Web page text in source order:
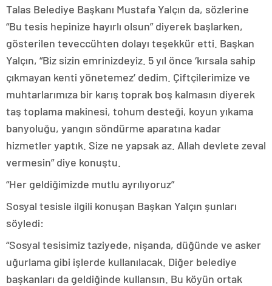
Talas Belediye Başkanı Mustafa Yalçın da, sözlerine
“Bu tesis hepinize hayırlı olsun” diyerek başlarken,
gösterilen teveccühten dolayı teşekkür etti. Başkan
Yalçın, “Biz sizin emrinizdeyiz. 5 yıl önce ‘kırsala sahip
çıkmayan kenti yönetemez’ dedim. Çiftçilerimize ve
muhtarlarımıza bir karış toprak boş kalmasın diyerek
taş toplama makinesi, tohum desteği, koyun yıkama
banyoluğu, yangın söndürme aparatına kadar
hizmetler yaptık. Size ne yapsak az. Allah devlete zeval
vermesin” diye konuştu.
“Her geldiğimizde mutlu ayrılıyoruz”
Sosyal tesisle ilgili konuşan Başkan Yalçın şunları
söyledi:
“Sosyal tesisimiz taziyede, nişanda, düğünde ve asker
uğurlama gibi işlerde kullanılacak. Diğer belediye
başkanları da geldiğinde kullansın. Bu köyün ortak